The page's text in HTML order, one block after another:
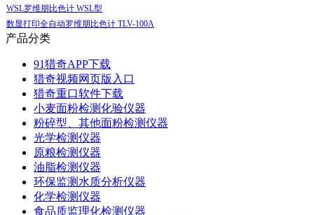
WSL罗维朋比色计 WSL型
数显打印全自动罗维朋比色计 TLV-100A
产品分类
91猎奇APP下载
猎奇视频网页版入口
猎奇重口软件下载
小麦面粉检测化验仪器
粉碎型、其他面粉检测仪器
光学检测仪器
原粮检测仪器
油脂检测仪器
环保监测水质分析仪器
化学检测仪器
食品质监理化检测仪器